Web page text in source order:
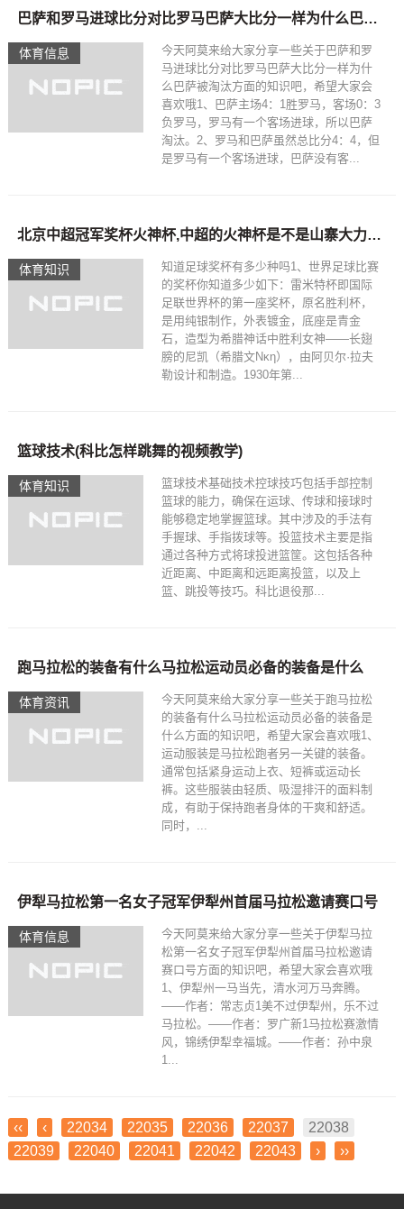
体育信息
巴萨和罗马进球比分对比罗马巴萨大比分一样为什么巴萨被淘汰
今天阿莫来给大家分享一些关于巴萨和罗
马进球比分对比罗马巴萨大比分一样为什
么巴萨被淘汰方面的知识吧，希望大家会
喜欢哦1、巴萨主场4：1胜罗马，客场0：3
负罗马，罗马有一个客场进球，所以巴萨
淘汰。2、罗马和巴萨虽然总比分4：4，但
是罗马有一个客场进球，巴萨没有客...
体育知识
北京中超冠军奖杯火神杯,中超的火神杯是不是山寨大力神杯?感觉看的非常非常像?
知道足球奖杯有多少种吗1、世界足球比赛
的奖杯你知道多少如下：雷米特杯即国际
足联世界杯的第一座奖杯，原名胜利杯，
是用纯银制作，外表镀金，底座是青金
石，造型为希腊神话中胜利女神——长翅
膀的尼凯（希腊文Νκη），由阿贝尔·拉夫
勒设计和制造。1930年第...
体育知识
篮球技术(科比怎样跳舞的视频教学)
篮球技术基础技术控球技巧包括手部控制
篮球的能力，确保在运球、传球和接球时
能够稳定地掌握篮球。其中涉及的手法有
手握球、手指拨球等。投篮技术主要是指
通过各种方式将球投进篮筐。这包括各种
近距离、中距离和远距离投篮，以及上
篮、跳投等技巧。科比退役那...
体育资讯
跑马拉松的装备有什么马拉松运动员必备的装备是什么
今天阿莫来给大家分享一些关于跑马拉松
的装备有什么马拉松运动员必备的装备是
什么方面的知识吧，希望大家会喜欢哦1、
运动服装是马拉松跑者另一关键的装备。
通常包括紧身运动上衣、短裤或运动长
裤。这些服装由轻质、吸湿排汗的面料制
成，有助于保持跑者身体的干爽和舒适。
同时，...
体育信息
伊犁马拉松第一名女子冠军伊犁州首届马拉松邀请赛口号
今天阿莫来给大家分享一些关于伊犁马拉
松第一名女子冠军伊犁州首届马拉松邀请
赛口号方面的知识吧，希望大家会喜欢哦
1、伊犁州一马当先，清水河万马奔腾。
——作者：常志贞1美不过伊犁州，乐不过
马拉松。——作者：罗广新1马拉松赛激情
风，锦绣伊犁幸福城。——作者：孙中泉
1...
‹‹ ‹ 22034 22035 22036 22037
22038
22039
22040 22041 22042 22043 › ››